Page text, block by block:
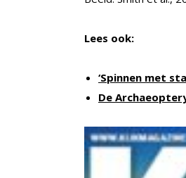
Lees ook:
‘Spinnen met
De